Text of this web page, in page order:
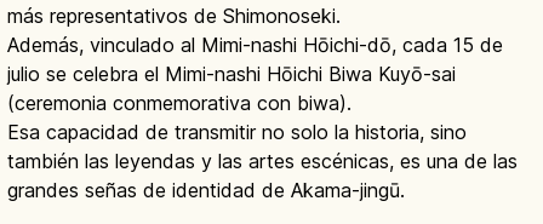
más representativos de Shimonoseki.
Además, vinculado al Mimi-nashi Hōichi-dō, cada 15 de
julio se celebra el Mimi-nashi Hōichi Biwa Kuyō-sai
(ceremonia conmemorativa con biwa).
Esa capacidad de transmitir no solo la historia, sino
también las leyendas y las artes escénicas, es una de las
grandes señas de identidad de Akama-jingū.